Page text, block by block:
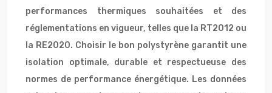
performances thermiques souhaitées et des
réglementations en vigueur, telles que la RT2012 ou
la RE2020. Choisir le bon polystyrène garantit une
isolation optimale, durable et respectueuse des
normes de performance énergétique. Les données